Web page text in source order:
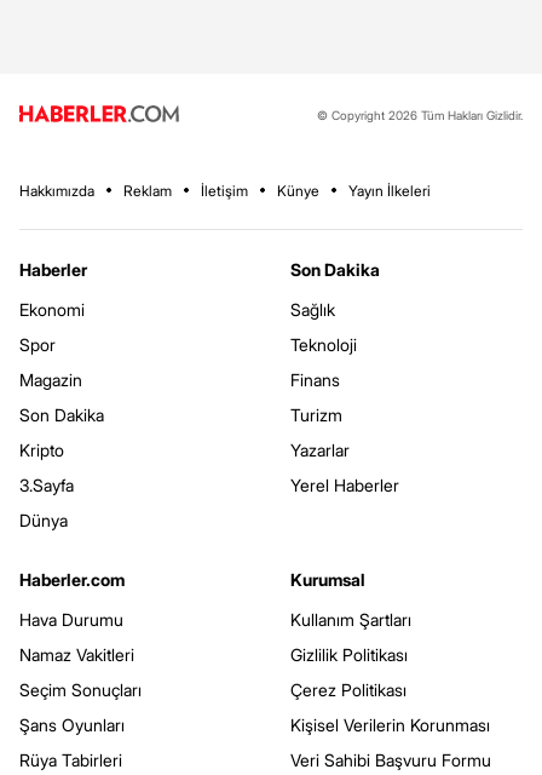
© Copyright 2026 Tüm Hakları Gizlidir.
Hakkımızda Reklam İletişim Künye Yayın İlkeleri
Haberler
Ekonomi
Spor
Magazin
Son Dakika
Kripto
3.Sayfa
Dünya
Son Dakika
Sağlık
Teknoloji
Finans
Turizm
Yazarlar
Yerel Haberler
Haberler.com
Hava Durumu
Namaz Vakitleri
Seçim Sonuçları
Şans Oyunları
Rüya Tabirleri
Kurumsal
Kullanım Şartları
Gizlilik Politikası
Çerez Politikası
Kişisel Verilerin Korunması
Veri Sahibi Başvuru Formu